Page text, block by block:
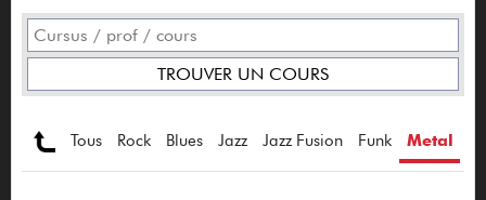
Tous Rock Blues Jazz Jazz Fusion Funk Metal